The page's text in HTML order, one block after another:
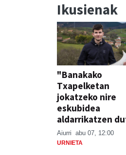
Ikusienak
"Banakako
Txapelketan
jokatzeko nire
eskubidea
aldarrikatzen
Aiurri abu 07, 12:00
URNIETA